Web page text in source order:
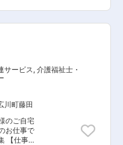
完全週休
とは違
シゴト。
ので人
いよな
などで
UPした
いゆった
用者さ
りませ
せんか？
。最短
質問や相
さんとし
・担当
お伝え
までは先
・お食
～／サ
を主にお
けられる
■サ
ー・指
者会議へ
者様ごと
合せ ■事
と実行 ■
なケアを
を通し
できるプ
できま
サービス, 介護福祉士・
川町藤田
のご自宅
お仕事で